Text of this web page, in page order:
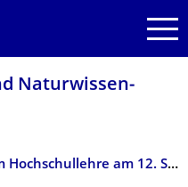
Natur­wissen­
Jetzt anmelden: Kurzsymposium Hochschullehre am 12. September